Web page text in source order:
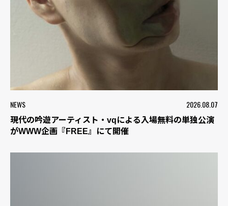
NEWS 2026.08.07
現代の吟遊アーティスト・vqによる入場無料の単独公演
がWWW企画『FREE』にて開催